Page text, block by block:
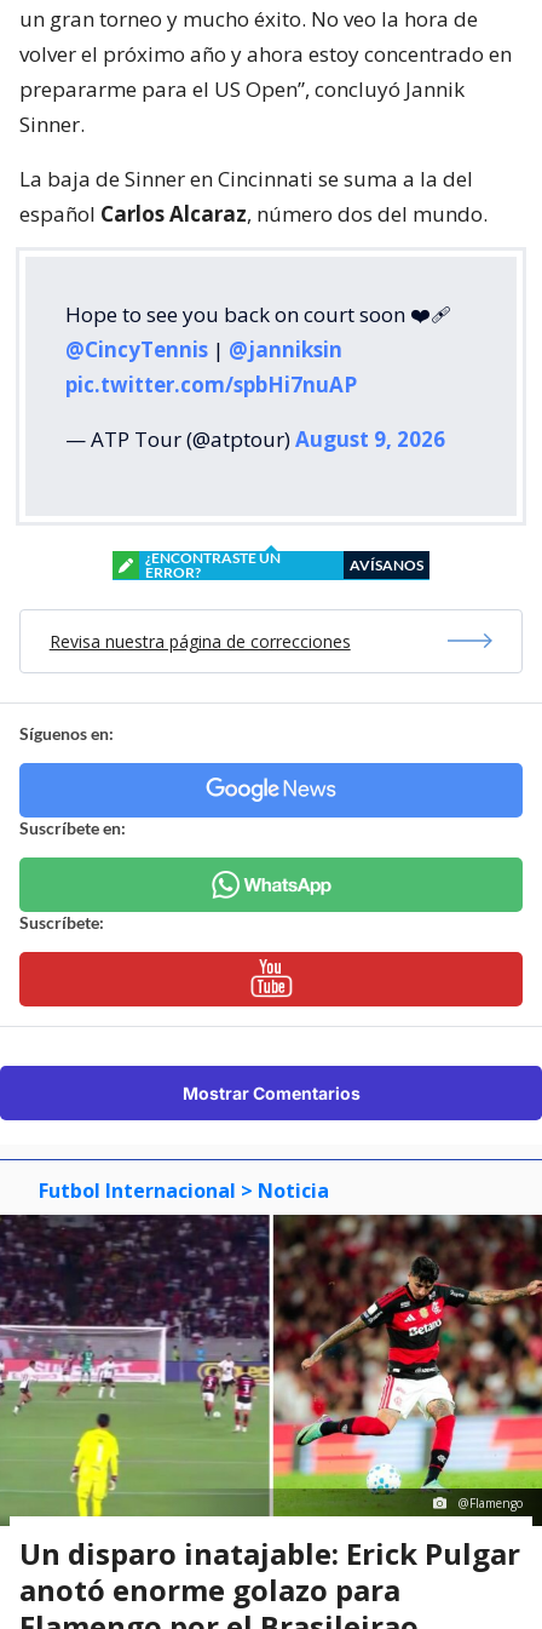
un gran torneo y mucho éxito. No veo la hora de
volver el próximo año y ahora estoy concentrado en
prepararme para el US Open”, concluyó Jannik
Sinner.
La baja de Sinner en Cincinnati se suma a la del
español Carlos Alcaraz, número dos del mundo.
Hope to see you back on court soon ❤️‍🩹
@CincyTennis | @janniksin
pic.twitter.com/spbHi7nuAP
— ATP Tour (@atptour)August 9, 2026
¿ENCONTRASTE UN
ERROR?
AVÍSANOS
Revisa nuestra página de correcciones
Síguenos en:
Suscríbete en:
Suscríbete:
Mostrar Comentarios
Futbol Internacional > Noticia
@Flamengo
Un disparo inatajable: Erick Pulgar
anotó enorme golazo para